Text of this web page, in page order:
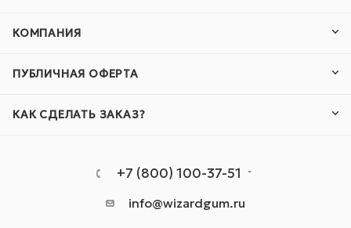
КОМПАНИЯ
ПУБЛИЧНАЯ ОФЕРТА
КАК СДЕЛАТЬ ЗАКАЗ?
+7 (800) 100-37-51
info@wizardgum.ru